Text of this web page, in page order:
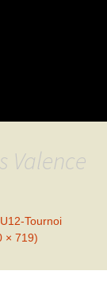
Valence
Tournoi
× 719)